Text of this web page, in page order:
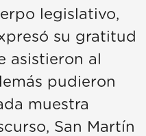
legislativo,
su gratitud
asistieron al
pudieron
muestra
San Martín